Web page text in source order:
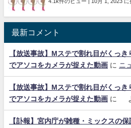
最新コメント
【放送事故】Mステで割れ目がくっ
でアソコをカメラが捉えた動画 に ニ
【放送事故】Mステで割れ目がくっ
でアソコをカメラが捉えた動画 に
【訃報】宮内庁が雑種・ミックスの